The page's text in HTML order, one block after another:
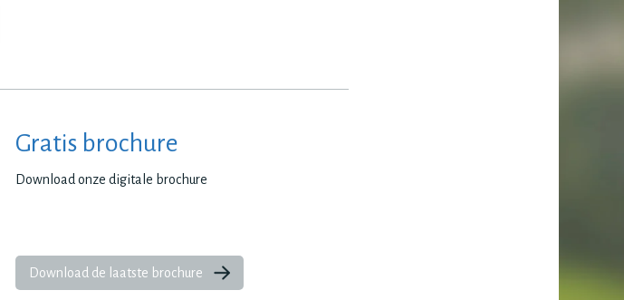
Gratis brochure
Download onze digitale brochure
Download de laatste brochure